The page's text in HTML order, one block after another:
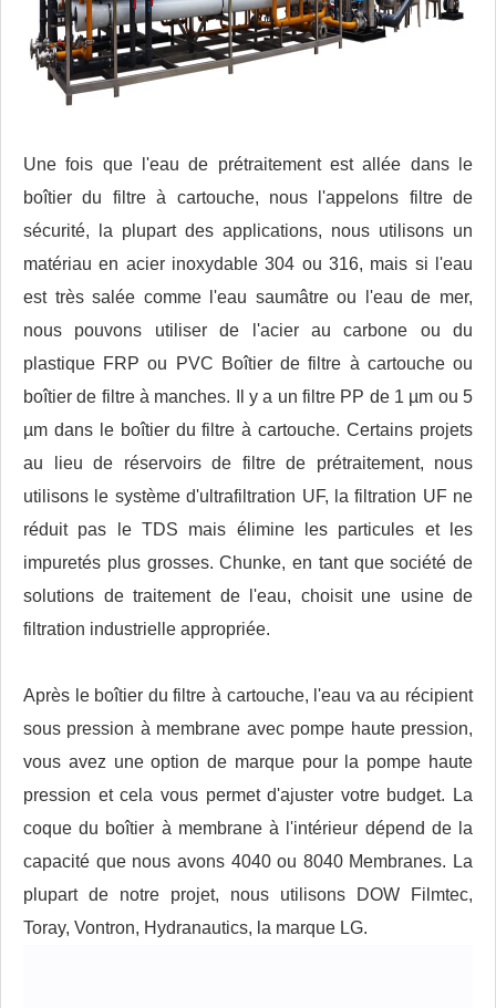
Une fois que l'eau de prétraitement est allée dans le
boîtier du filtre à cartouche, nous l'appelons filtre de
sécurité, la plupart des applications, nous utilisons un
matériau en acier inoxydable 304 ou 316, mais si l'eau
est très salée comme l'eau saumâtre ou l'eau de mer,
nous pouvons utiliser de l'acier au carbone ou du
plastique FRP ou PVC Boîtier de filtre à cartouche ou
boîtier de filtre à manches. Il y a un filtre PP de 1 µm ou 5
µm dans le boîtier du filtre à cartouche. Certains projets
au lieu de réservoirs de filtre de prétraitement, nous
utilisons le système d'ultrafiltration UF, la filtration UF ne
réduit pas le TDS mais élimine les particules et les
impuretés plus grosses. Chunke, en tant que société de
solutions de traitement de l'eau, choisit une usine de
filtration industrielle appropriée.
Après le boîtier du filtre à cartouche, l'eau va au récipient
sous pression à membrane avec pompe haute pression,
vous avez une option de marque pour la pompe haute
pression et cela vous permet d'ajuster votre budget. La
coque du boîtier à membrane à l'intérieur dépend de la
capacité que nous avons 4040 ou 8040 Membranes. La
plupart de notre projet, nous utilisons DOW Filmtec,
Toray, Vontron, Hydranautics, la marque LG.